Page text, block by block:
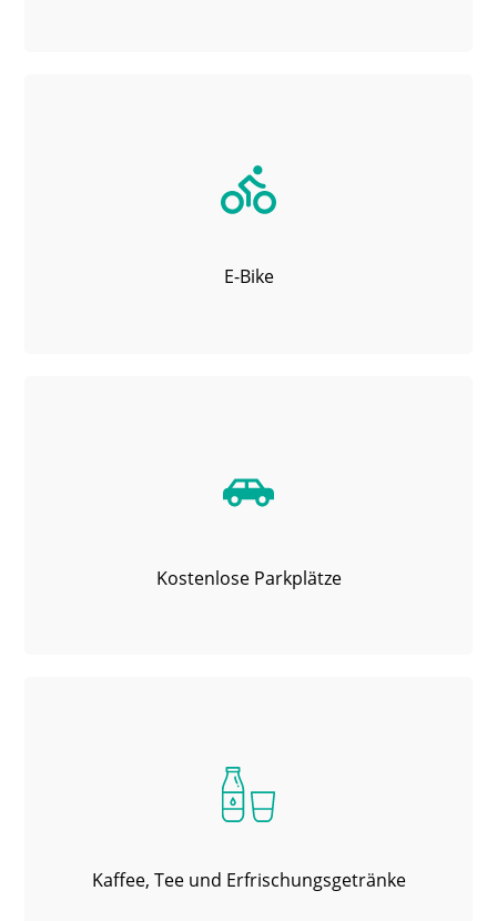
E-Bike
Kostenlose Parkplätze
Kaffee, Tee und Erfrischungsgetränke